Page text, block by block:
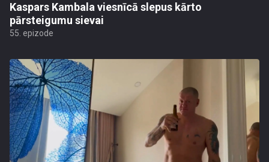
Kaspars Kambala viesnīcā slepus kārto
pārsteigumu sievai
55. epizode